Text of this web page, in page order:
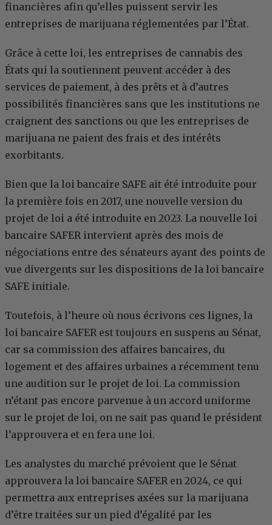
financières afin qu’elles puissent servir les
entreprises de marijuana réglementées par l’État.
Grâce à cette loi, les entreprises de cannabis des
États qui la soutiennent peuvent accéder à des
services de paiement, à des prêts et à d’autres
possibilités financières sans que les institutions ne
craignent des sanctions ou que les entreprises de
marijuana ne paient des frais et des intérêts
exorbitants.
Bien que la loi bancaire SAFE ait été introduite pour
la première fois en 2017, une nouvelle version du
projet de loi a été introduite en 2023. La nouvelle loi
bancaire SAFER intervient après des mois de
négociations entre des sénateurs ayant des points de
vue divergents sur les dispositions de la loi bancaire
SAFE initiale.
Toutefois, à l’heure où nous écrivons ces lignes, la
loi bancaire SAFER est toujours en suspens au Sénat,
car sa commission des affaires bancaires, du
logement et des affaires urbaines a récemment tenu
une audition sur le projet de loi. La commission
n’étant pas encore parvenue à un accord uniforme
sur le projet de loi, on ne sait pas quand le président
l’approuvera et en fera une loi.
Les analystes du marché prévoient que le Sénat
approuvera la loi bancaire SAFER en 2024, ce qui
permettra aux entreprises axées sur la marijuana
d’être traitées sur un pied d’égalité par les